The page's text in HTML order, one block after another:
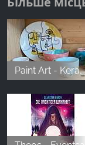
Paint Art - Keramikmalerei